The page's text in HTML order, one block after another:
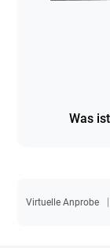
Was
Virtuelle Anprobe